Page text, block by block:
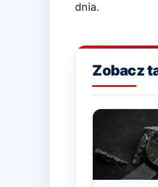
dnia.
Zobacz